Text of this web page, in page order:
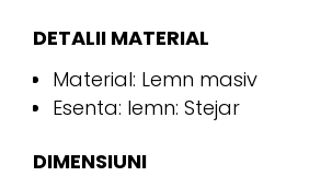
DETALII MATERIAL
Material: Lemn masiv
Esenta: lemn: Stejar
DIMENSIUNI